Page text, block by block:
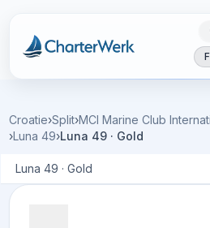
Charterwerk
Croatie›Split›MCI Marine Club
›Luna 49›Luna 49 · Gold
Luna 49 · Gold